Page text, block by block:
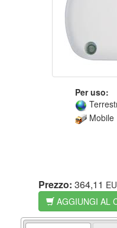
Per uso:
Mobile
Prezzo: 364,11
AGGIUNGI AL